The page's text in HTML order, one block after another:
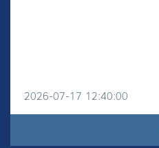
2026-07-17 12:40:00